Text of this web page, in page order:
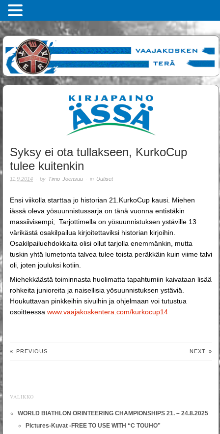
Syksy ei ota tullakseen, KurkoCup
tulee kuitenkin
11.9.2014 · by Timo Joensuu · in Uutiset
Ensi viikolla starttaa jo historian 21.KurkoCup kausi. Miehen
iässä oleva yösuunnistussarja on tänä vuonna entistäkin
massiivisempi; Tarjottimella on yösuunnistuksen ystäville 13
värikästä osakilpailua kirjoitettaviksi historian kirjoihin.
Osakilpailuehdokkaita olisi ollut tarjolla enemmänkin, mutta
tuskin yhtä lumetonta talvea tulee toista peräkkäin kuin viime talvi
oli, joten jouluksi kotiin.
Miehekkäästä toiminnasta huolimatta tapahtumiin kaivataan lisää
rohkeita junioreita ja naisellisia yösuunnistuksen ystäviä.
Houkuttavan pinkkeihin sivuihin ja ohjelmaan voi tutustua
osoitteessa www.vaajakoskentera.com/kurkocup14
« PREVIOUS NEXT »
VALIKKO
WORLD BIATHLON ORINTEERING CHAMPIONSHIPS 21. – 24.8.2025
Pictures-Kuvat -FREE TO USE WITH “C TOUHO”